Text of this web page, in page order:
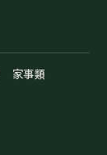
家事類